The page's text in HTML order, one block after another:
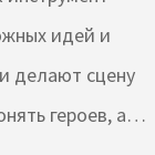
идей и
делают сцену
героев, а